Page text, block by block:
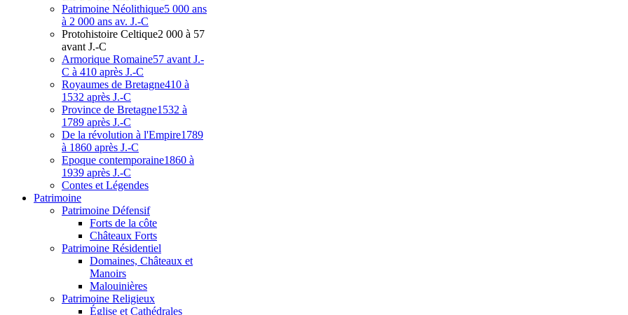
Patrimoine Néolithique5 000 ans
à 2 000 ans av. J.-C
Protohistoire Celtique2 000 à 57
avant J.-C
Armorique Romaine57 avant J.-
C à 410 après J.-C
Royaumes de Bretagne410 à
1532 après J.-C
Province de Bretagne1532 à
1789 après J.-C
De la révolution à l'Empire1789
à 1860 après J.-C
Epoque contemporaine1860 à
1939 après J.-C
Contes et Légendes
Patrimoine
Patrimoine Défensif
Forts de la côte
Châteaux Forts
Patrimoine Résidentiel
Domaines, Châteaux et
Manoirs
Malouinières
Patrimoine Religieux
Église et Cathédrales